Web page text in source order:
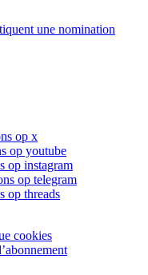
une nomination
op x
op youtube
op instagram
op telegram
op threads
cookies